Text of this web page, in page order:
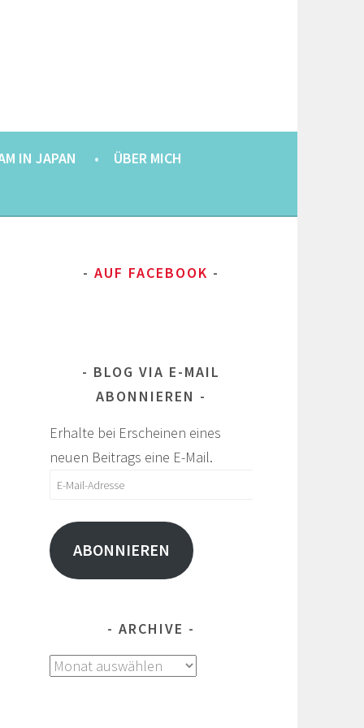
IN JAPAN ÜBER MICH
AUF FACEBOOK
BLOG VIA E-MAIL
ABONNIEREN
Erhalte bei Erscheinen eines
neuen Beitrags eine E-Mail.
E-
Adresse
ABONNIEREN
ARCHIVE
Archive